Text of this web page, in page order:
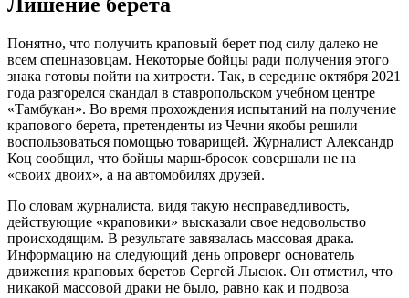
Понятно, что получить краповый берет под силу далеко не
всем спецназовцам. Некоторые бойцы ради получения этого
знака готовы пойти на хитрости. Так, в середине октября 2021
года разгорелся скандал в ставропольском учебном центре
«Тамбукан». Во время прохождения испытаний на получение
крапового берета, претенденты из Чечни якобы решили
воспользоваться помощью товарищей. Журналист Александр
Коц сообщил, что бойцы марш-бросок совершали не на
«своих двоих», а на автомобилях друзей.
По словам журналиста, видя такую несправедливость,
действующие «краповики» высказали свое недовольство
происходящим. В результате завязалась массовая драка.
Информацию на следующий день опроверг основатель
движения краповых беретов Сергей Лысюк. Он отметил, что
никакой массовой драки не было, равно как и подвоза